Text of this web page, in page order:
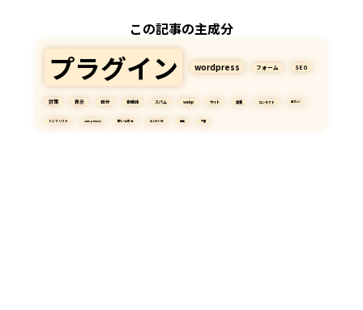
この記事の主成分
プラグイン wordpress フォーム SEO
対策 表示 自分 御世話 スパム webp サイト 実装 コンタクト 重たい
ミニマリスト autoptimize 問い合わせ ALLINONE 機能 不要